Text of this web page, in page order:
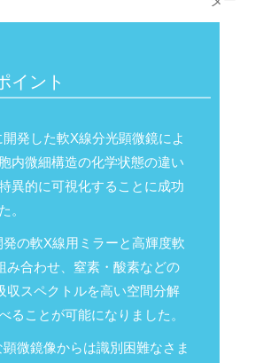
イント
開発した軟X線分光顕微鏡によ
内微細構造の化学状態の違い
異的に可視化することに成功
。
発の軟X線用ミラーと高輝度軟
み合わせ、窒素・酸素などの
収スペクトルを高い空間分解
ることが可能になりました。
微鏡像からは識別困難なさま